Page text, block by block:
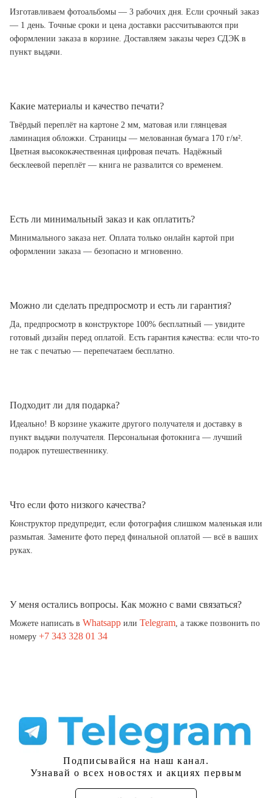
Изготавливаем фотоальбомы — 3 рабочих дня. Если срочный заказ
— 1 день. Точные сроки и цена доставки рассчитываются при
оформлении заказа в корзине. Доставляем заказы через СДЭК в
пункт выдачи.
Какие материалы и качество печати?
Твёрдый переплёт на картоне 2 мм, матовая или глянцевая
ламинация обложки. Страницы — мелованная бумага 170 г/м².
Цветная высококачественная цифровая печать. Надёжный
бесклеевой переплёт — книга не развалится со временем.
Есть ли минимальный заказ и как оплатить?
Минимального заказа нет. Оплата только онлайн картой при
оформлении заказа — безопасно и мгновенно.
Можно ли сделать предпросмотр и есть ли гарантия?
Да, предпросмотр в конструкторе 100% бесплатный — увидите
готовый дизайн перед оплатой. Есть гарантия качества: если что-то
не так с печатью — перепечатаем бесплатно.
Подходит ли для подарка?
Идеально! В корзине укажите другого получателя и доставку в
пункт выдачи получателя. Персональная фотокнига — лучший
подарок путешественнику.
Что если фото низкого качества?
Конструктор предупредит, если фотография слишком маленькая или
размытая. Замените фото перед финальной оплатой — всё в ваших
руках.
У меня остались вопросы. Как можно с вами связаться?
Можете написать в Whatsapp или Telegram , а также позвонить по
номеру +7 343 328 01 34
Подписывайся на наш канал.
Узнавай о всех новостях и акциях первым